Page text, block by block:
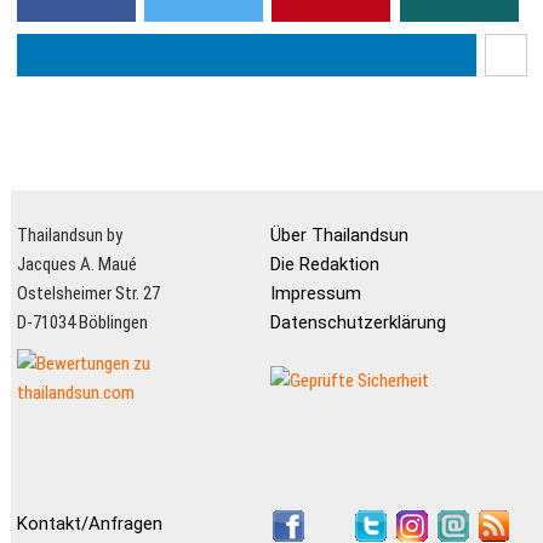
komfortable und teilwe...
Thailandsun by
Jacques A. Maué
Ostelsheimer Str. 27
D-71034 Böblingen
Über Thailandsun
Die Redaktion
Impressum
Datenschutzerklärung
Kontakt/Anfragen